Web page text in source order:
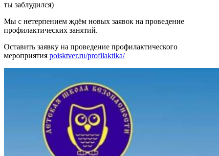
ты заблудился)
Мы с нетерпением ждём новых заявок на проведение
профилактических занятий.
Оставить заявку на проведение профилактического
мероприятия poisktver.ru/profilaktika/